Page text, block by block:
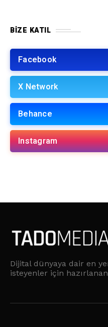
BIZE KATIL
Facebook
X Network
Behance
Instagram
Dijital dünyaya dair en
isteyenler için